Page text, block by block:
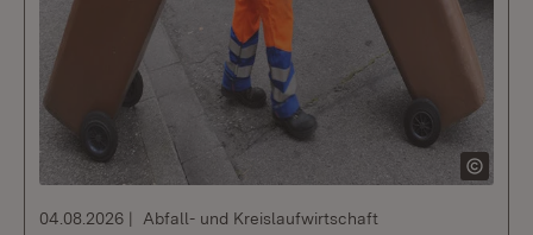
04.08.2026 Abfall- und Kreislaufwirtschaft